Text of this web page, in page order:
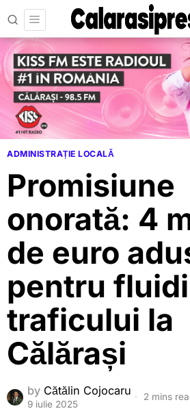
ADMINISTRAȚIE LOCALĂ
Promisiune
onorată: 4
de euro
pentru
traficului la
Călărași
by Cătălin Cojocaru
9 iulie 2025
2 mins